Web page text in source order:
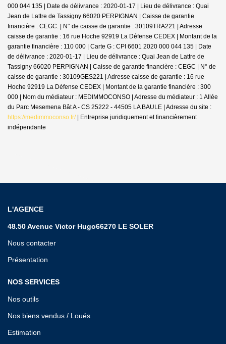
000 044 135 | Date de délivrance : 2020-01-17 | Lieu de délivrance : Quai
Jean de Lattre de Tassigny 66020 PERPIGNAN | Caisse de garantie
financière : CEGC. | N° de caisse de garantie : 30109TRA221 | Adresse
caisse de garantie : 16 rue Hoche 92919 La Défense CEDEX | Montant de la
garantie financière : 110 000 | Carte G : CPI 6601 2020 000 044 135 | Date
de délivrance : 2020-01-17 | Lieu de délivrance : Quai Jean de Lattre de
Tassigny 66020 PERPIGNAN | Caisse de garantie financière : CEGC | N° de
caisse de garantie : 30109GES221 | Adresse caisse de garantie : 16 rue
Hoche 92919 La Défense CEDEX | Montant de la garantie financière : 300
000 | Nom du médiateur : MEDIMMOCONSO | Adresse du médiateur : 1 Allée
du Parc Mesemena Bât A - CS 25222 - 44505 LA BAULE | Adresse du site :
https://medimmoconso.fr/| Entreprise juridiquement et financièrement
indépendante
L'AGENCE
48.50 Avenue Victor Hugo66270 LE SOLER
Nous contacter
Présentation
NOS SERVICES
Nos outils
Nos biens vendus / Loués
Estimation